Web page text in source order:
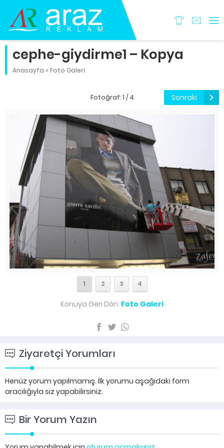
cephe-giydirme1 – Kopya
Anasayfa » Foto Galeri
Fotoğraf: 1 / 4 Sonraki
1 2 3 4
Konuya Geri Dön: Foto Galeri
Ziyaretçi Yorumları
Henüz yorum yapılmamış. İlk yorumu aşağıdaki form
aracılığıyla siz yapabilirsiniz.
Bir Yorum Yazın